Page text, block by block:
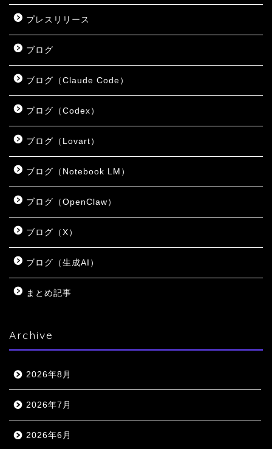
プレスリリース
ブログ
ブログ（Claude Code）
ブログ（Codex）
ブログ（Lovart）
ブログ（Notebook LM）
ブログ（OpenClaw）
ブログ（X）
ブログ（生成AI）
まとめ記事
Archive
2026年8月
2026年7月
2026年6月